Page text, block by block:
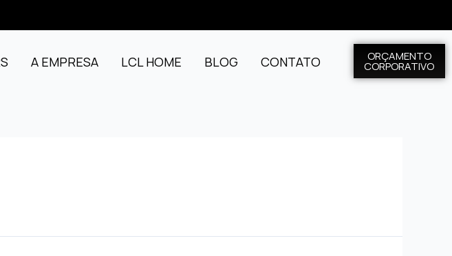
A EMPRESA LCL HOME BLOG CONTATO ORÇAMENTO
CORPORATIVO